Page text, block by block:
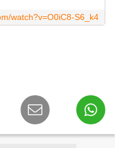
watch?v=O0iC8-S6_k4